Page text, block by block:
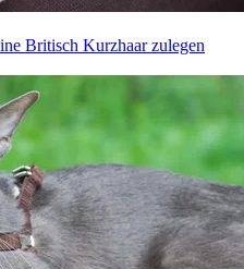
Britisch Kurzhaar zulegen